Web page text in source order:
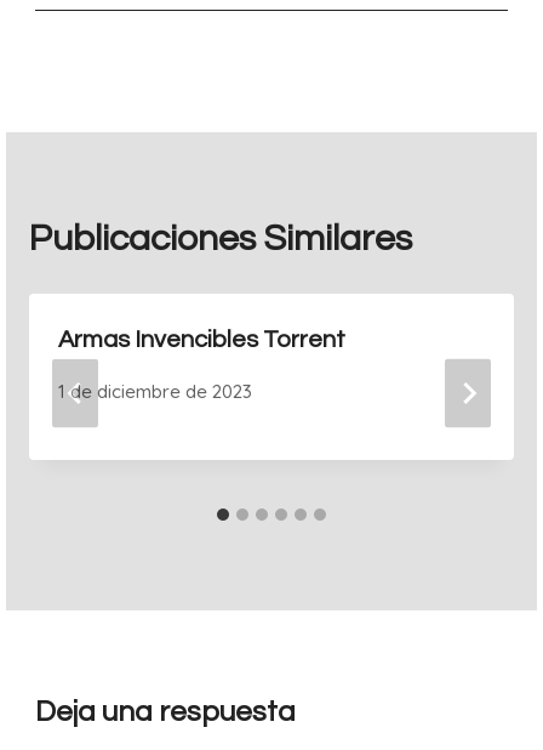
Publicaciones Similares
Armas Invencibles Torrent
1 de diciembre de 2023
Deja una respuesta